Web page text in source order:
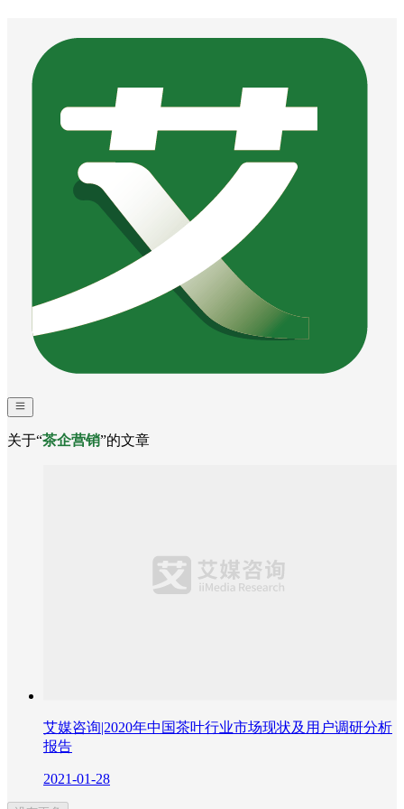
关于“茶企营销”的文章
艾媒咨询|2020年中国茶叶行业市场现状及用户调研分析
报告
2021-01-28